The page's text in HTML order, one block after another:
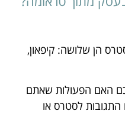
הן שלושה: קיפאון,
האם הפעולות שאתם
לסטרס או